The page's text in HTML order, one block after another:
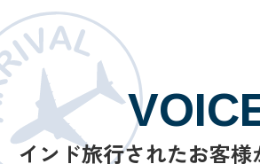
インド旅行されたお客様